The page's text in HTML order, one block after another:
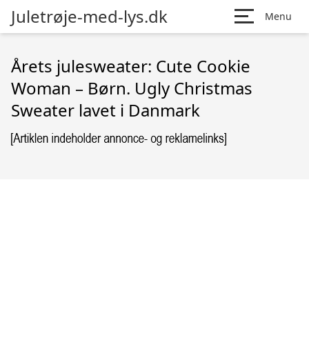
Juletrøje-med-lys.dk Menu
Årets julesweater: Cute Cookie
Woman – Børn. Ugly Christmas
Sweater lavet i Danmark